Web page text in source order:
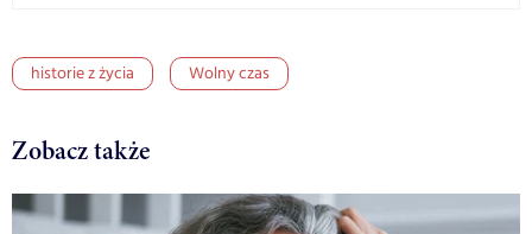
historie z życia Wolny czas
Zobacz także